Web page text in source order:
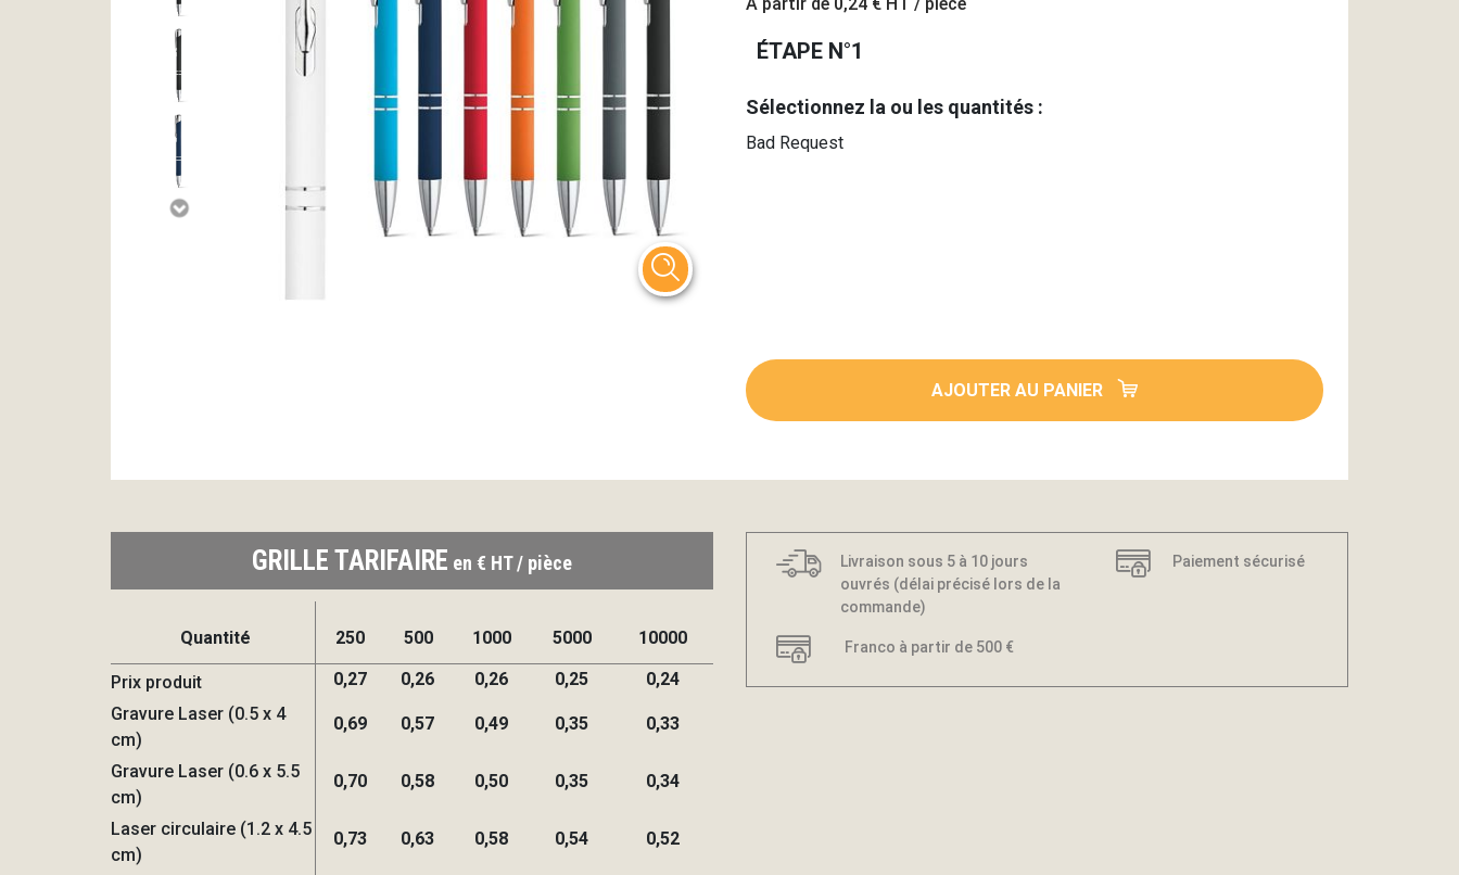
ÉTAPE N°1
Sélectionnez la ou les quantités :
Bad Request
AJOUTER AU PANIER
GRILLE TARIFAIRE en € HT / pièce
Quantité 250 500 1000 5000 10000
Prix produit 0,27 0,26 0,26 0,25
0,24
Gravure Laser (0.5 x 4
cm)
0,69 0,57 0,49 0,35 0,33
Gravure Laser (0.6 x 5.5
cm)
0,70 0,58 0,50 0,35 0,34
Laser circulaire (1.2 x 4.5
cm)
0,73 0,63 0,58 0,54 0,52
Livraison sous 5 à 10 jours
ouvrés (délai précisé lors de la
commande)
Paiement sécurisé
Franco à partir de 500 €